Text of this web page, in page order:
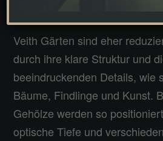
Veith Gärten sind eher
durch ihre klare Struktur und
beeindruckenden Details, wie
Bäume, Findlinge und Kunst.
Gehölze werden so
optische Tiefe und